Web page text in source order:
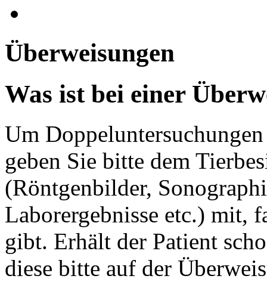
Überweisungen
Was ist bei einer
Um
geben Sie bitte dem
(Röntgenbilder,
Laborergebnisse etc.) mit,
gibt. Erhält der Patient
diese bitte auf der